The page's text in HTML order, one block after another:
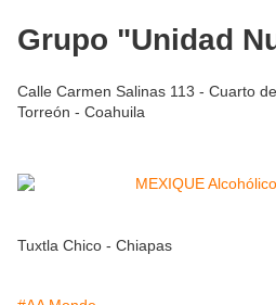
Grupo "Unidad
Calle Carmen Salinas 113 - Cuarto
Torreón - Coahuila
Tuxtla Chico - Chiapas